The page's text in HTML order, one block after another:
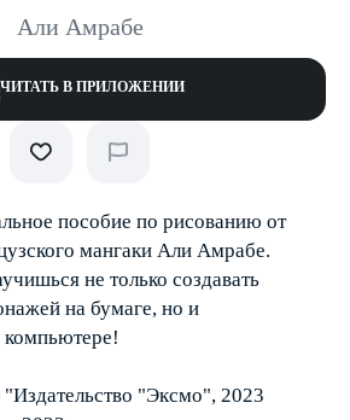
Али Амрабе
ЧИТАТЬ В ПРИЛОЖЕНИИ
пособие по рисованию от
мангаки Али Амрабе.
не только создавать
на бумаге, но и
компьютере!
"Эксмо", 2023